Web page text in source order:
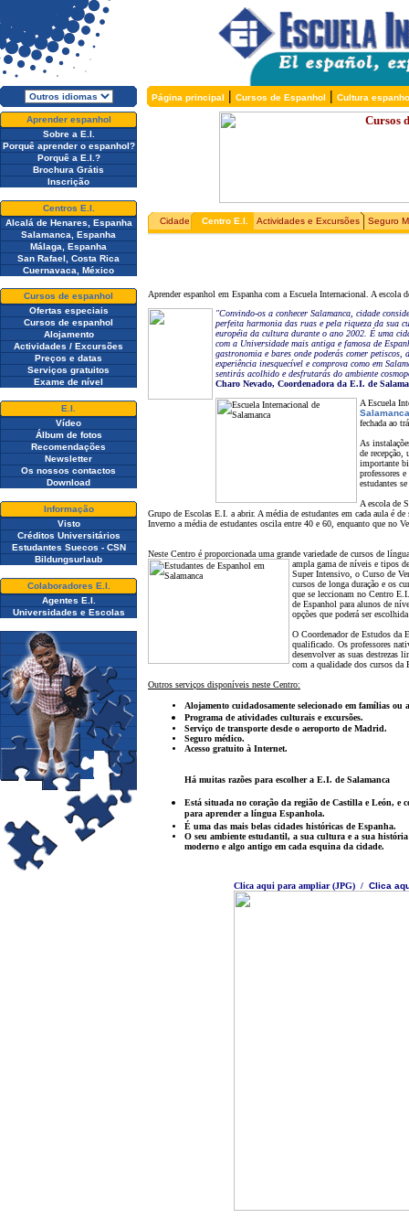
Página principal | Cursos de Espanhol | Cultura
Aprender espanhol
Sobre a E.I.
Porquê aprender o espanhol?
Porquê a E.I.?
Brochura Grátis
Inscrição
Centros E.I.
Alcalá de Henares, Espanha
Salamanca, Espanha
Málaga, Espanha
San Rafael, Costa Rica
Cuernavaca, México
Cursos de espanhol
Ofertas especiais
Cursos de espanhol
Alojamento
Actividades / Excursões
Preços e datas
Serviços gratuitos
Exame de nível
E.I.
Vídeo
Álbum de fotos
Recomendações
Newsletter
Os nossos contactos
Download
Informação
Visto
Créditos Universitários
Estudantes Suecos - CSN
Bildungsurlaub
Colaboradores E.I.
Agentes E.I.
Universidades e Escolas
Cidade Centro E.I. Actividades e Excursões Seguro
Aprender espanhol em Espanha com a Escuela Internacional. A
"Convindo-os a conhecer Salamanca, cidade
perfeita harmonia das ruas e pela riqueza da sua
européia da cultura durante o ano 2002. É uma
com a Universidade mais antiga e famosa de
gastronomia e bares onde poderás comer
experiência inesquecível e comprova como em
sentirás acolhido e desfrutarás do ambiente
Charo Nevado, Coordenadora da E.I. de
A Escuela
Salamanca
fechada ao
As instalaç
de recepção,
importante
professores
estudantes
A escola de
Grupo de Escolas E.I. a abrir. A média de estudantes em cada aula é
Inverno a média de estudantes oscila entre 40 e 60, enquanto que no
Neste Centro é proporcionada uma grande variedade de cursos de
ampla gama de níveis e tipos
Super Intensivo, o Curso de Ver
cursos de longa duração e os
que se leccionam no Centro
de Espanhol para alunos de
opções que poderá ser
O Coordenador de Estudos da
qualificado. Os professores
desenvolver as suas destrezas
com a qualidade dos cursos da
Outros serviços disponíveis neste Centro:
Alojamento cuidadosamente selecionado em famílias ou
Programa de atividades culturais e excursões.
Serviço de transporte desde o aeroporto de Madrid.
Seguro médico.
Acesso gratuito à Internet.
Há muitas razões para escolher a E.I. de Salamanca
Está situada no coração da região de Castilla e León, e
para aprender a língua Espanhola.
É uma das mais belas cidades históricas de Espanha.
O seu ambiente estudantil, a sua cultura e a sua
moderno e algo antigo em cada esquina da cidade.
Clica aqui para ampliar (JPG) / Clica